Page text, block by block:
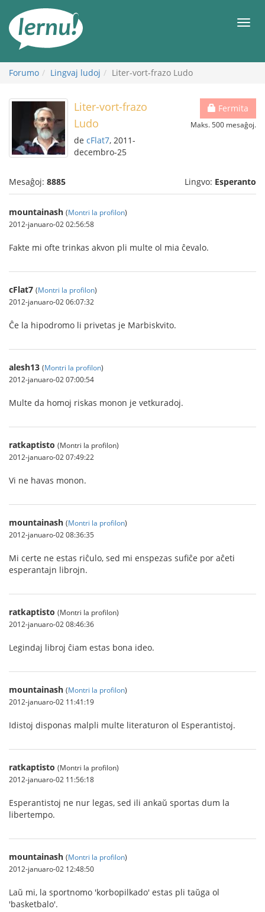
enhavo
Forumo Lingvaj ludoj Liter-vort-frazo Ludo
Fermita
Maks. 500 mesaĝoj.
Liter-vort-frazo
Ludo
de cFlat7, 2011-
decembro-25
Mesaĝoj: 8885 Lingvo: Esperanto
mountainash (Montri la profilon)
2012-januaro-02 02:56:58
Fakte mi ofte trinkas akvon pli multe ol mia ĉevalo.
cFlat7 (Montri la profilon)
2012-januaro-02 06:07:32
Ĉe la hipodromo li privetas je Marbiskvito.
alesh13 (Montri la profilon)
2012-januaro-02 07:00:54
Multe da homoj riskas monon je vetkuradoj.
ratkaptisto (Montri la profilon)
2012-januaro-02 07:49:22
Vi ne havas monon.
mountainash (Montri la profilon)
2012-januaro-02 08:36:35
Mi certe ne estas riĉulo, sed mi enspezas sufiĉe por aĉeti
esperantajn librojn.
ratkaptisto (Montri la profilon)
2012-januaro-02 08:46:36
Legindaj libroj ĉiam estas bona ideo.
mountainash (Montri la profilon)
2012-januaro-02 11:41:19
Idistoj disponas malpli multe literaturon ol Esperantistoj.
ratkaptisto (Montri la profilon)
2012-januaro-02 11:56:18
Esperantistoj ne nur legas, sed ili ankaŭ sportas dum la
libertempo.
mountainash (Montri la profilon)
2012-januaro-02 12:48:50
Laŭ mi, la sportnomo 'korbopilkado' estas pli taŭga ol
'basketbalo'.